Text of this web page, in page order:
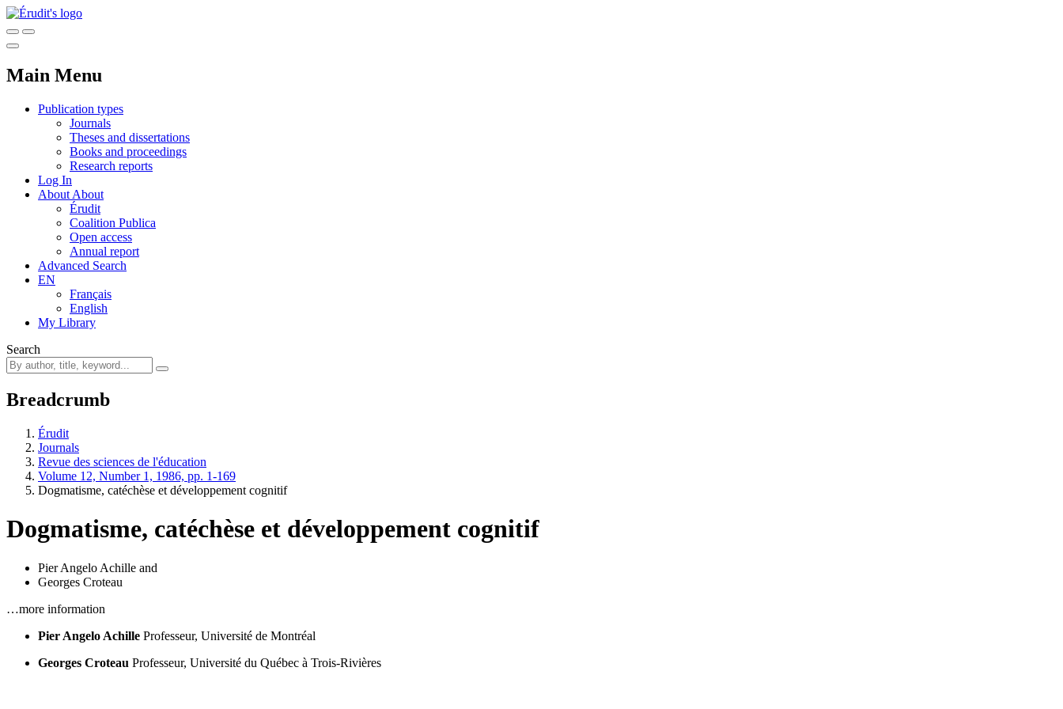
Main Menu
Publication types
Journals
Theses and dissertations
Books and proceedings
Research reports
Log In
About About
Érudit
Coalition Publica
Open access
Annual report
Advanced Search
EN
Français
English
My Library
Search
Breadcrumb
Érudit
Journals
Revue des sciences de l'éducation
Volume 12, Number 1, 1986, pp. 1-169
Dogmatisme, catéchèse et développement cognitif
Dogmatisme, catéchèse et développement cognitif
Pier Angelo Achille and
Georges Croteau
…more information
Pier Angelo Achille Professeur, Université de Montréal
Georges Croteau Professeur, Université du Québec à Trois-Rivières